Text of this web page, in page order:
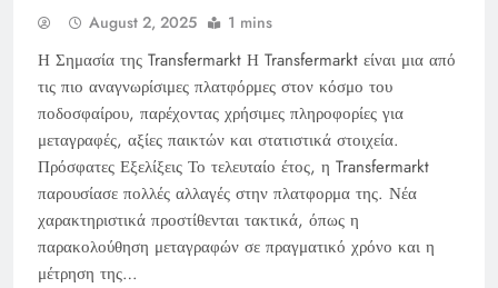
August 2, 2025 1 mins
Η Σημασία της Transfermarkt Η Transfermarkt είναι μια από
τις πιο αναγνωρίσιμες πλατφόρμες στον κόσμο του
ποδοσφαίρου, παρέχοντας χρήσιμες πληροφορίες για
μεταγραφές, αξίες παικτών και στατιστικά στοιχεία.
Πρόσφατες Εξελίξεις Το τελευταίο έτος, η Transfermarkt
παρουσίασε πολλές αλλαγές στην πλατφορμα της. Νέα
χαρακτηριστικά προστίθενται τακτικά, όπως η
παρακολούθηση μεταγραφών σε πραγματικό χρόνο και η
μέτρηση της…